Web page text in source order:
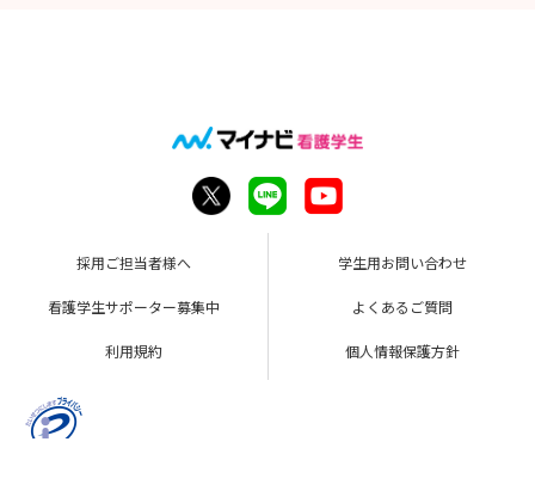
採用ご担当者様へ 学生用お問い合わせ
看護学生サポーター募集中 よくあるご質問
利用規約 個人情報保護方針